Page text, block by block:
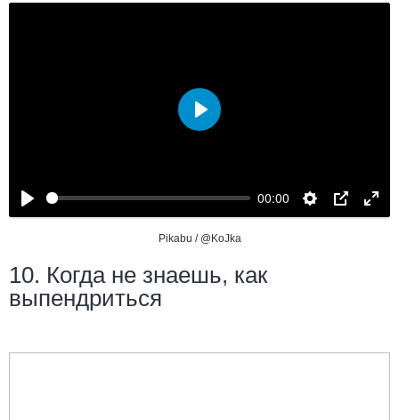
00:00
Воспроизвести
Pikabu / @KoJka
10. Когда не знаешь, как
выпендриться